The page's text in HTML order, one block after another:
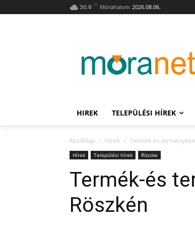
30.6 C Mórahalom 2026.08.06.
HIREK TELEPÜLÉSI HÍREK
Kezdőlap Hírek Termék-és
Hírek Települési hírek Röszke
Termék-és
Röszkén